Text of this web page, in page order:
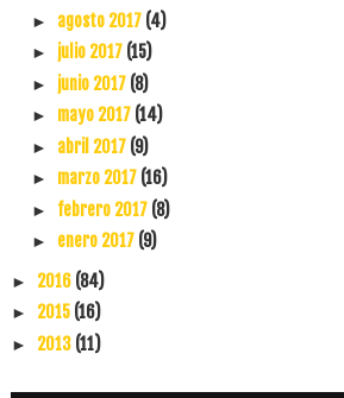
► agosto 2017 (4)
► julio 2017 (15)
► junio 2017 (8)
► mayo 2017 (14)
► abril 2017 (9)
► marzo 2017 (16)
► febrero 2017 (8)
► enero 2017 (9)
► 2016 (84)
► 2015 (16)
► 2013 (11)